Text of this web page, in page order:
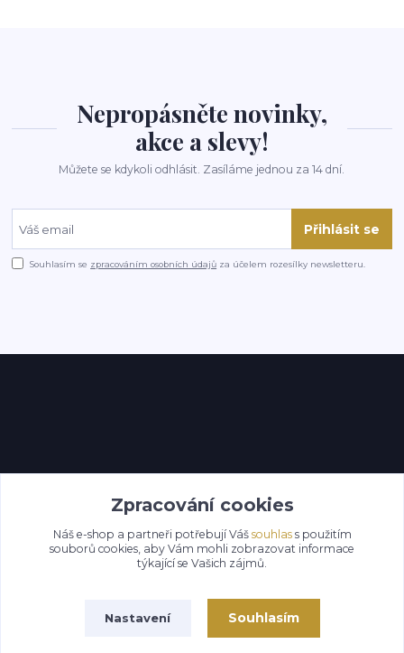
Nepropásněte novinky,
akce a slevy!
Můžete se kdykoli odhlásit. Zasíláme jednou za 14 dní.
Přihlásit se
Souhlasím se zpracováním osobních údajů za účelem rozesílky newsletteru.
Zpracování cookies
Náš e-shop a partneři potřebují Váš souhlass použitím
souborů cookies, aby Vám mohli zobrazovat informace
týkající se Vašich zájmů.
Nastavení Souhlasím